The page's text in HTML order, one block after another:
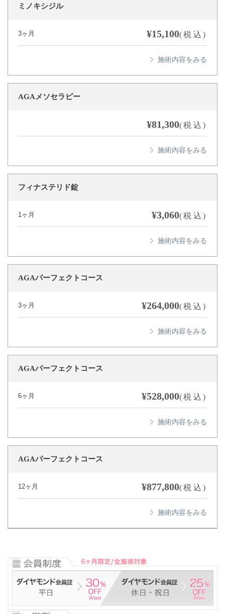
ミノキシジル
3ヶ月 ¥15,100(税込)
AGAメソセラピー
¥81,300(税込)
フィナステリド錠
1ヶ月 ¥3,060(税込)
AGAパーフェクトコース
3ヶ月 ¥264,000(税込)
AGAパーフェクトコース
6ヶ月 ¥528,000(税込)
AGAパーフェクトコース
12ヶ月 ¥877,800(税込)